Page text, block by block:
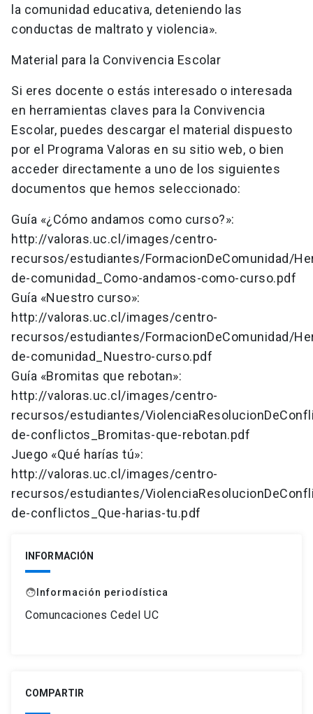
la comunidad educativa, deteniendo las
conductas de maltrato y violencia».
Material para la Convivencia Escolar
Si eres docente o estás interesado o interesada
en herramientas claves para la Convivencia
Escolar, puedes descargar el material dispuesto
por el Programa Valoras en su sitio web, o bien
acceder directamente a uno de los siguientes
documentos que hemos seleccionado:
Guía «¿Cómo andamos como curso?»:
http://valoras.uc.cl/images/centro-
recursos/estudiantes/FormacionDeComunidad/
de-comunidad_Como-andamos-como-curso.pdf
Guía «Nuestro curso»:
http://valoras.uc.cl/images/centro-
recursos/estudiantes/FormacionDeComunidad/
de-comunidad_Nuestro-curso.pdf
Guía «Bromitas que rebotan»:
http://valoras.uc.cl/images/centro-
recursos/estudiantes/
de-conflictos_Bromitas-que-rebotan.pdf
Juego «Qué harías tú»:
http://valoras.uc.cl/images/centro-
recursos/estudiantes/
de-conflictos_Que-harias-tu.pdf
INFORMACIÓN
faceInformación periodística
Comuncaciones Cedel UC
COMPARTIR